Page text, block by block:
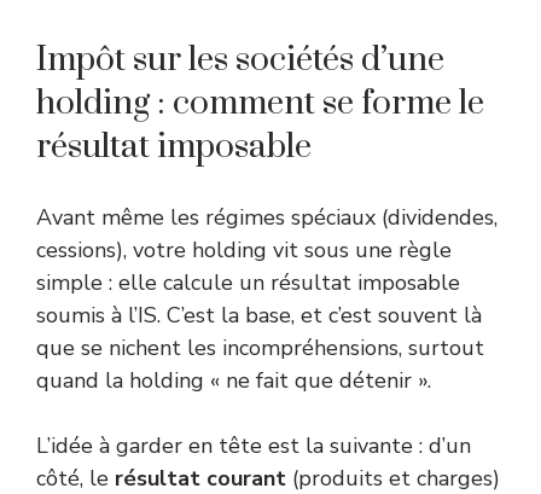
Impôt sur les sociétés d’une
holding : comment se forme le
résultat imposable
Avant même les régimes spéciaux (dividendes,
cessions), votre holding vit sous une règle
simple : elle calcule un résultat imposable
soumis à l’IS. C’est la base, et c’est souvent là
que se nichent les incompréhensions, surtout
quand la holding « ne fait que détenir ».
L’idée à garder en tête est la suivante : d’un
côté, le résultat courant (produits et charges)